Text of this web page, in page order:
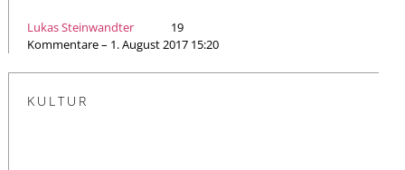
Lukas Steinwandter
19
Kommentare – 1. August 2017 15:20
KULTUR